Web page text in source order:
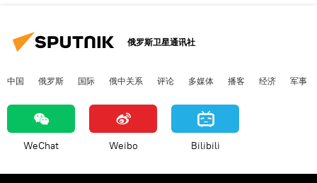
俄罗斯卫星通讯社
中国 俄罗斯 国际 俄中关系 评论 多媒体 播客 经济 军事
WeChat Weibo Bilibili